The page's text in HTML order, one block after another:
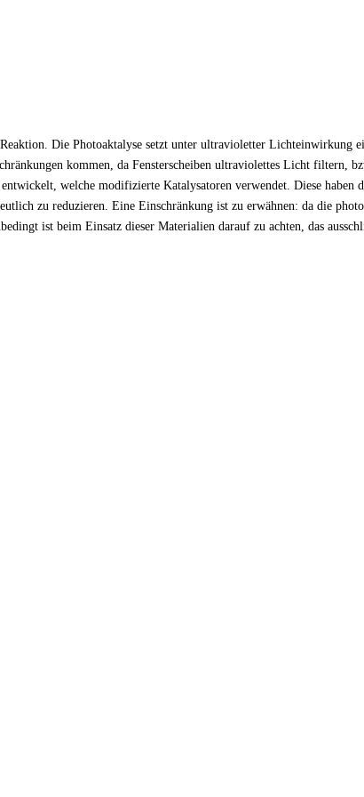
Die Photoaktalyse setzt unter ultravioletter Lichteinwirkung
kommen, da Fensterscheiben ultraviolettes Licht filtern,
welche modifizierte Katalysatoren verwendet. Diese
zu reduzieren. Eine Einschränkung ist zu erwähnen: da die
ist beim Einsatz dieser Materialien darauf zu achten, das